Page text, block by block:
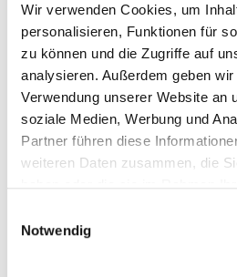
Wir verwenden Cookies, um
personalisieren, Funktionen für
zu können und die Zugriffe auf
analysieren. Außerdem geben
Verwendung unserer Website an
soziale Medien, Werbung und
Partner führen diese
weiteren Daten zusammen, die
Notwendig
25. März 2026
Crescent City – Wenn die